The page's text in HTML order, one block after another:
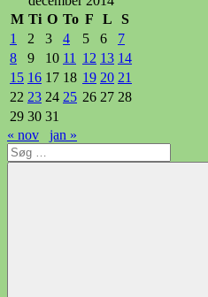
M Ti O To F L
S
1
2 3 4 5 6
7
8
9 10 11 12 13 14
15 16 17 18 19 20 21
22 23 24 25 26 27 28
29 30 31
« nov
jan »
Søg
efter: